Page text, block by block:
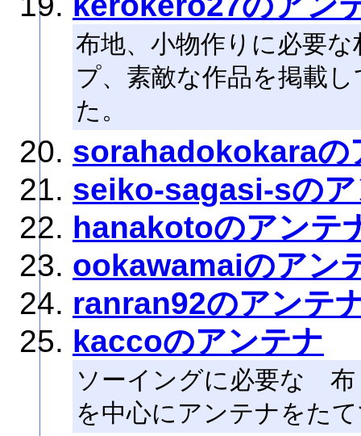
布地、小物作りに必要
プ、素敵な作品を掲載
た。
sorahadokokaraの
seiko-sagasi-sの
hanakotoのアンテ
ookawamaiのアン
ranran92のアンテ
kaccoのアンテナ
ソーイングに必要な 布
を中心にアンテナをた